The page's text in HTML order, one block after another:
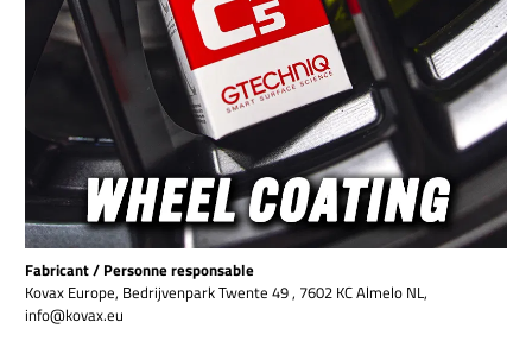
Fabricant / Personne responsable
Kovax Europe, Bedrijvenpark Twente 49 , 7602 KC Almelo NL,
info@kovax.eu